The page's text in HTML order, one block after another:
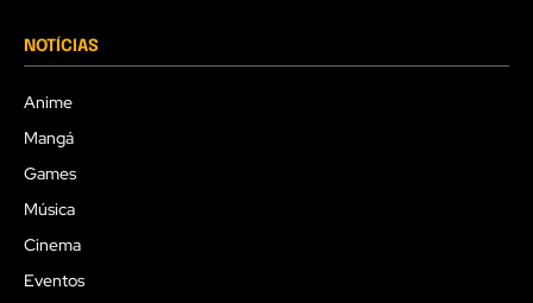
NOTÍCIAS
Anime
Mangá
Games
Música
Cinema
Eventos